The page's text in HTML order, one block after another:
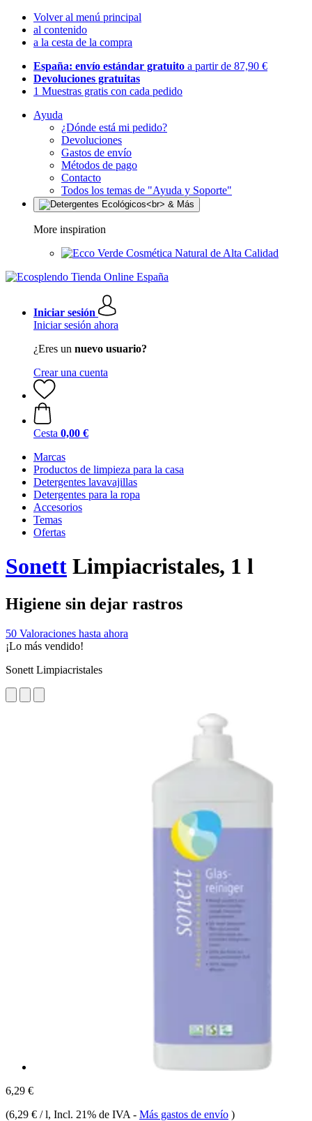
Volver al menú principal
al contenido
a la cesta de la compra
España: envío estándar gratuito a partir de 87,90 €
Devoluciones gratuitas
1 Muestras gratis con cada pedido
Ayuda
¿Dónde está mi pedido?
Devoluciones
Gastos de envío
Métodos de pago
Contacto
Todos los temas de "Ayuda y Soporte"
More inspiration
Cosmética Natural de Alta Calidad
Iniciar sesión
Iniciar sesión ahora
¿Eres un nuevo usuario?
Crear una cuenta
Cesta 0,00 €
Marcas
Productos de limpieza para la casa
Detergentes lavavajillas
Detergentes para la ropa
Accesorios
Temas
Ofertas
Sonett Limpiacristales, 1 l
Higiene sin dejar rastros
50 Valoraciones hasta ahora
¡Lo más vendido!
Sonett Limpiacristales
6,29 €
(6,29 € / l, Incl. 21% de IVA - Más gastos de envío )